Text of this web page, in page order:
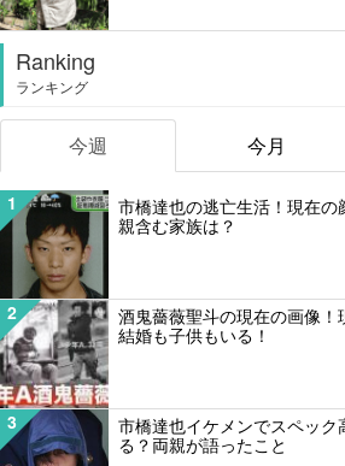
Ranking
ランキング
今週 今月
1
市橋達也の逃亡生活！現在
親含む家族は？
2
酒鬼薔薇聖斗の現在の画像
結婚も子供もいる！
3
市橋達也イケメンでスペッ
る？両親が語ったこと